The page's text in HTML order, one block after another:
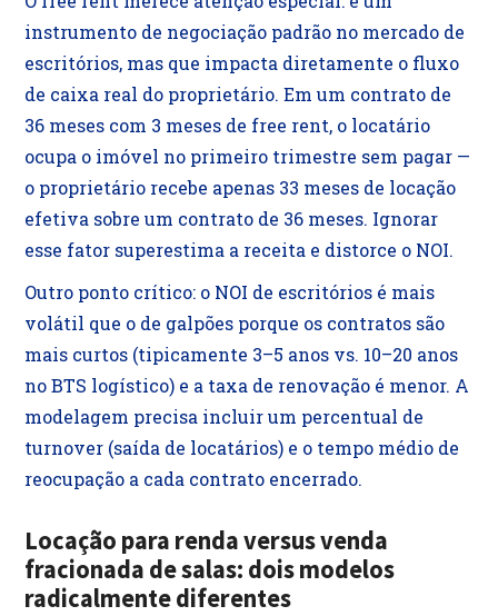
instrumento de negociação padrão no mercado de
escritórios, mas que impacta diretamente o fluxo
de caixa real do proprietário. Em um contrato de
36 meses com 3 meses de free rent, o locatário
ocupa o imóvel no primeiro trimestre sem pagar —
o proprietário recebe apenas 33 meses de locação
efetiva sobre um contrato de 36 meses. Ignorar
esse fator superestima a receita e distorce o NOI.
Outro ponto crítico: o NOI de escritórios é mais
volátil que o de galpões porque os contratos são
mais curtos (tipicamente 3–5 anos vs. 10–20 anos
no BTS logístico) e a taxa de renovação é menor. A
modelagem precisa incluir um percentual de
turnover (saída de locatários) e o tempo médio de
reocupação a cada contrato encerrado.
Locação para renda versus venda
fracionada de salas: dois modelos
radicalmente diferentes